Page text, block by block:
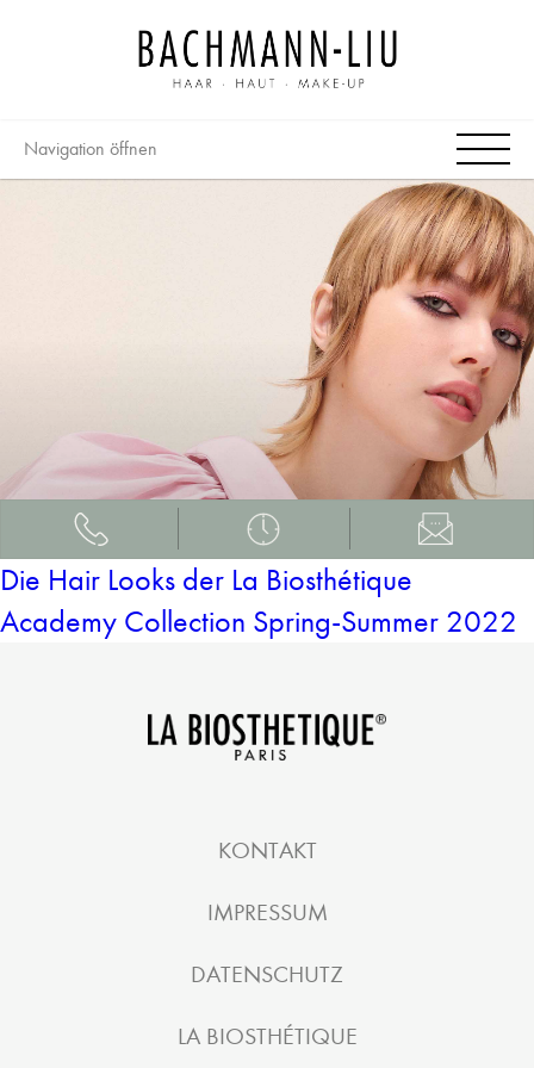
Navigation öffnen
Die Hair Looks der La Biosthétique
Academy Collection Spring-Summer 2022
KONTAKT
IMPRESSUM
DATENSCHUTZ
LA BIOSTHÉTIQUE